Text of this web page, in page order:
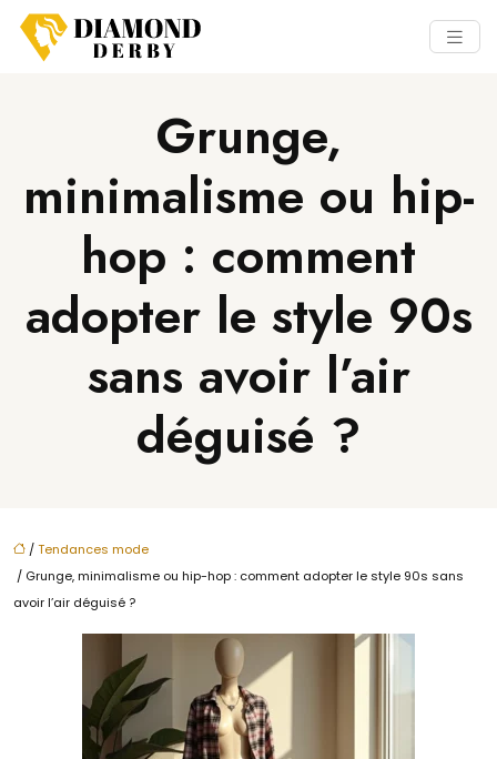
Grunge,
minimalisme ou hip-
hop : comment
adopter le style 90s
sans avoir l’air
déguisé ?
/Tendances mode
/ Grunge, minimalisme ou hip-hop : comment adopter le style 90s sans
avoir l’air déguisé ?